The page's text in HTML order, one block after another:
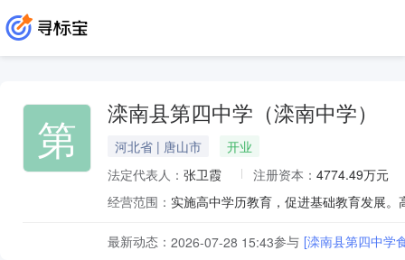
第 滦南县第四中学（滦南中学）
河北省 | 唐山市
开业
法定代表人： 张卫霞 注册资本： 4774.49万元
经营范围： 实施高中学历教育，促进基础教育发展。
最新动态： 2026-07-28 15:43参与 [滦南县第四中学